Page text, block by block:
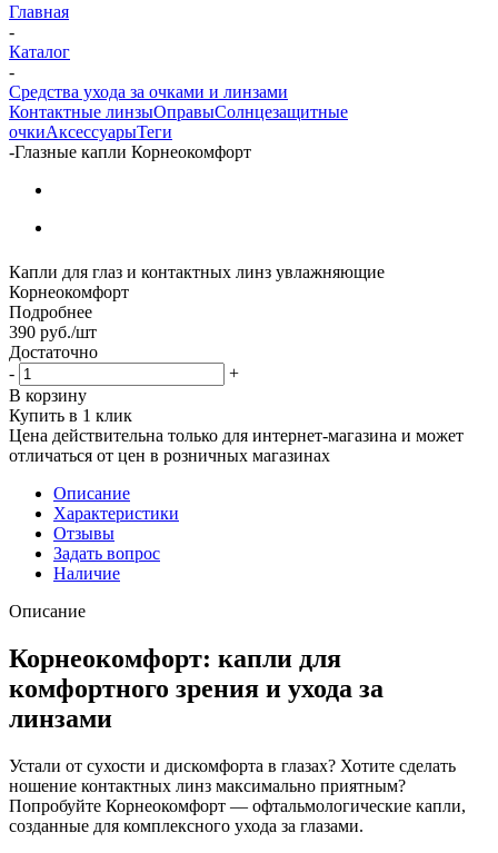
Главная
-
Каталог
-
Средства ухода за очками и линзами
Контактные линзыОправыСолнцезащитные
очкиАксессуарыТеги
-Глазные капли Корнеокомфорт
Капли для глаз и контактных линз увлажняющие
Корнеокомфорт
Подробнее
390 руб./шт
Достаточно
-
+
В корзину
Купить в 1 клик
Цена действительна только для интернет-магазина и может
отличаться от цен в розничных магазинах
Описание
Характеристики
Отзывы
Задать вопрос
Наличие
Описание
Корнеокомфорт: капли для
комфортного зрения и ухода за
линзами
Устали от сухости и дискомфорта в глазах? Хотите сделать
ношение контактных линз максимально приятным?
Попробуйте Корнеокомфорт — офтальмологические капли,
созданные для комплексного ухода за глазами.